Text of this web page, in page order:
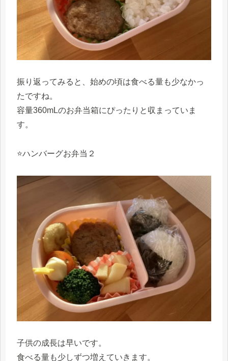
振り返ってみると、始めの頃は食べる量も少なかっ
たですね。
容量360mLのお弁当箱にぴったりと収まっていま
す。
⭐️ハンバーグお弁当２
子供の成長は早いです。
食べる量も少しずつ増えていきます。